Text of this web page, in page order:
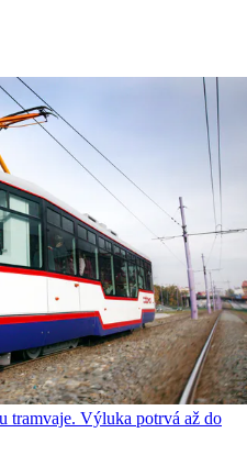
tramvaje. Výluka potrvá až do